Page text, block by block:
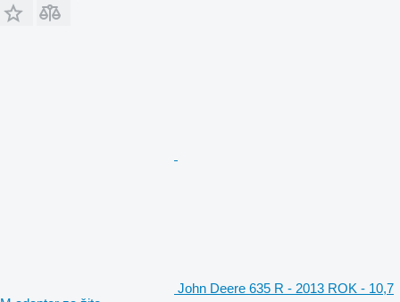
John Deere 635 R - 2013 ROK - 10,7